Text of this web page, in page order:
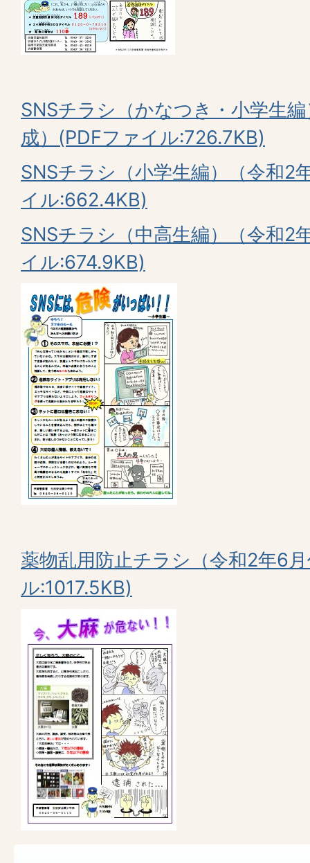
SNSチラシ（かなつき・小学生
成）(PDFファイル:726.7KB)
SNSチラシ（小学生編）（令和2
イル:662.4KB)
SNSチラシ（中高生編）（令和2
イル:674.9KB)
薬物乱用防止チラシ（令和2年6
ル:1017.5KB)